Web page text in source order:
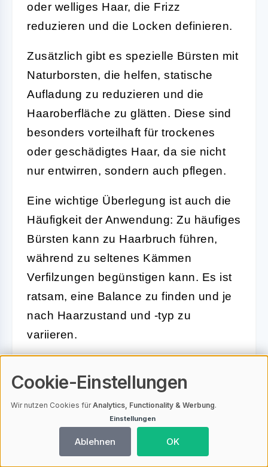
oder welliges Haar, die Frizz
reduzieren und die Locken definieren.
Zusätzlich gibt es spezielle Bürsten mit
Naturborsten, die helfen, statische
Aufladung zu reduzieren und die
Haaroberfläche zu glätten. Diese sind
besonders vorteilhaft für trockenes
oder geschädigtes Haar, da sie nicht
nur entwirren, sondern auch pflegen.
Eine wichtige Überlegung ist auch die
Häufigkeit der Anwendung: Zu häufiges
Bürsten kann zu Haarbruch führen,
während zu seltenes Kämmen
Verfilzungen begünstigen kann. Es ist
ratsam, eine Balance zu finden und je
nach Haarzustand und -typ zu
variieren.
dass die Wahl zwischen Kämmen und
Bürsten von verschiedenen Faktoren
abhängt. Ein gezielter Einsatz beider
Werkzeuge kann helfen, die Haare
gesund und glänzend zu halten.
Cookie-Einstellungen
Wir nutzen Cookies fürAnalytics, Functionality & Werbung.
Einstellungen
Ablehnen OK